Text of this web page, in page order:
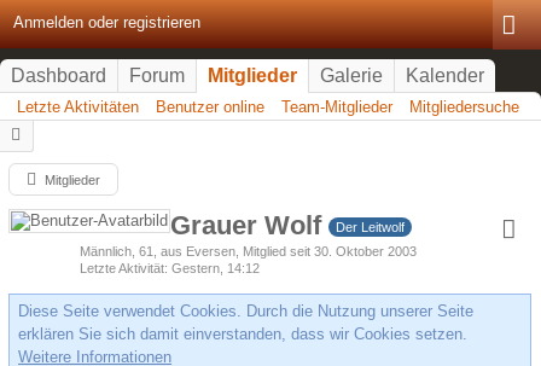
Anmelden oder registrieren
Dashboard Forum Mitglieder Galerie Kalender
Letzte Aktivitäten Benutzer online Team-Mitglieder Mitgliedersuche
Mitglieder
Grauer Wolf
Der Leitwolf
Männlich 61 aus Eversen Mitglied seit 30. Oktober 2003
Letzte Aktivität Gestern, 14:12
Diese Seite verwendet Cookies. Durch die Nutzung unserer Seite
erklären Sie sich damit einverstanden, dass wir Cookies setzen.
Weitere Informationen